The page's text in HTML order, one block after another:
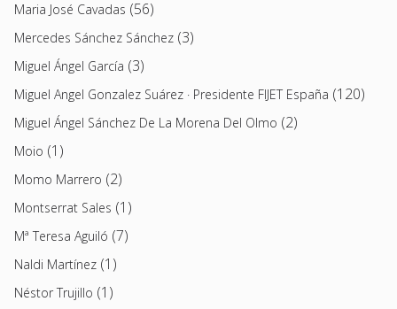
Maria José Cavadas (56)
Mercedes Sánchez Sánchez (3)
Miguel Ángel García (3)
Miguel Angel Gonzalez Suárez · Presidente FIJET España (120)
Miguel Ángel Sánchez De La Morena Del Olmo (2)
Moio (1)
Momo Marrero (2)
Montserrat Sales (1)
Mª Teresa Aguiló (7)
Naldi Martínez (1)
Néstor Trujillo (1)